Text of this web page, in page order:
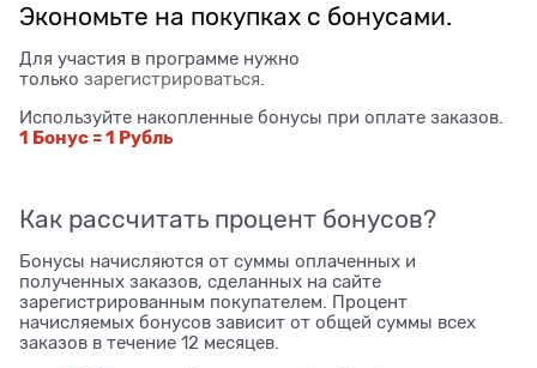
Экономьте на покупках с бонусами.
Для участия в программе нужно
только зарегистрироваться
Используйте накопленные бонусы при оплате заказов.
1 Бонус = 1 Рубль
Как рассчитать процент бонусов?
Бонусы начисляются от суммы оплаченных и
полученных заказов, сделанных на сайте
зарегистрированным покупателем. Процент
начисляемых бонусов зависит от общей суммы всех
заказов в течение 12 месяцев.